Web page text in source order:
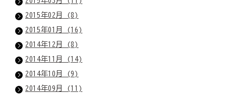
2015年02月 (8)
2015年01月 (16)
2014年12月 (8)
2014年11月 (14)
2014年10月 (9)
2014年09月 (11)